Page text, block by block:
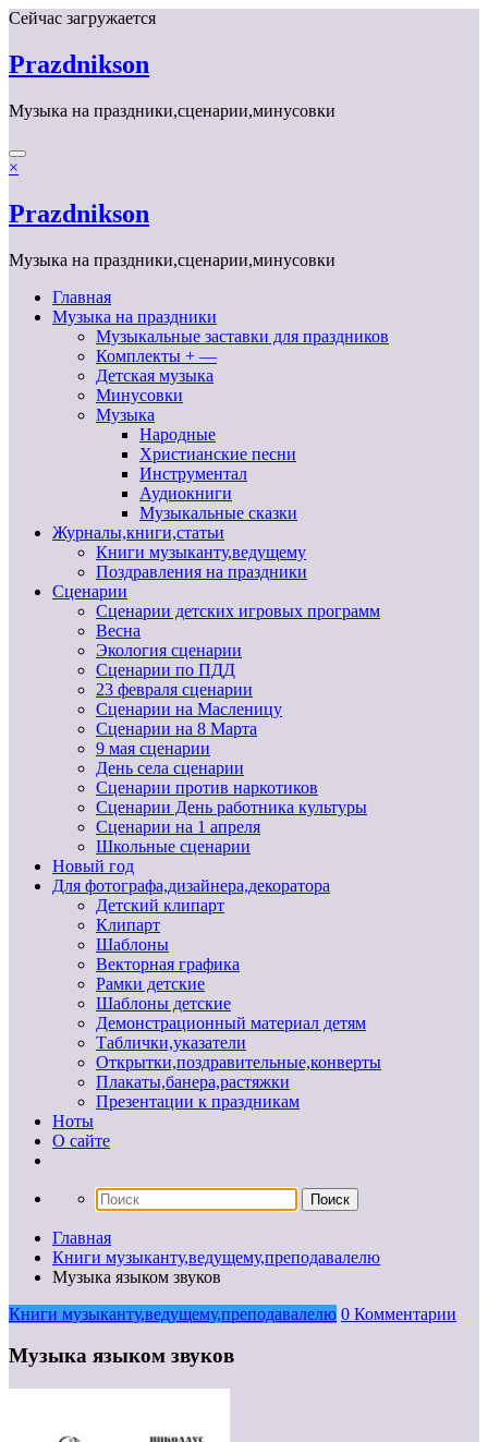
Перейти
содержимому
Сейчас загружается
Prazdnikson
Музыка на праздники,сценарии,минусовки
×
Prazdnikson
Музыка на праздники,сценарии,минусовки
Главная
Музыка на праздники
Музыкальные заставки для праздников
Комплекты + —
Детская музыка
Минусовки
Музыка
Народные
Христианские песни
Инструментал
Аудиокниги
Музыкальные сказки
Журналы,книги,статьи
Книги музыканту,ведущему
Поздравления на праздники
Сценарии
Сценарии детских игровых программ
Весна
Экология сценарии
Сценарии по ПДД
23 февраля сценарии
Сценарии на Масленицу
Сценарии на 8 Марта
9 мая сценарии
День села сценарии
Сценарии против наркотиков
Сценарии День работника культуры
Сценарии на 1 апреля
Школьные сценарии
Новый год
Для фотографа,дизайнера,декоратора
Детский клипарт
Клипарт
Шаблоны
Векторная графика
Рамки детские
Шаблоны детские
Демонстрационный материал детям
Таблички,указатели
Открытки,поздравительные,конверты
Плакаты,банера,растяжки
Презентации к праздникам
Ноты
О сайте
Главная
Книги музыканту,ведущему,преподавалелю
Музыка языком звуков
Книги музыканту,ведущему,преподавалелю 0 Комментарии
Музыка языком звуков